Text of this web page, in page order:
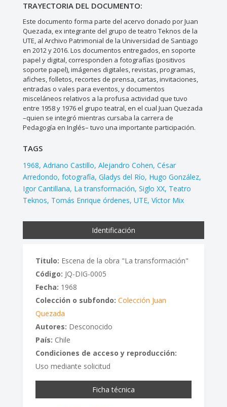
TRAYECTORIA DEL DOCUMENTO:
Este documento forma parte del acervo donado por Juan
Quezada, ex integrante del grupo de teatro Teknos de la
UTE, al Archivo Patrimonial de la Universidad de Santiago
en 2012 y 2016. Los documentos entregados, en soporte
papel y digital, corresponden a fotografías (positivos
soporte papel), imágenes digitales, revistas, programas,
afiches, folletos, recortes de prensa, cartas, invitaciones,
entradas o vales para eventos, y documentos
misceláneos relativos a la profusa actividad que tuvo
entre 1958 y 1976 el grupo teatral, en el cual Juan Quezada
–quien se integró mientras cursaba la carrera de
Pedagogía en Inglés– tuvo una importante participación.
TAGS
1968 Adriano Castillo Alejandro Cohen César
Arredondo fotografía Gladys del Río Hugo González
Igor Cantillana La transformación Siglo XX Teatro
Teknos Tomás Enrique órdenes UTE Víctor Mix
Identificación
Titulo: Escena de la obra "La transformación"
Código: JQ-DIG-0005
Fecha: 1968
Colección o subfondo: Colección Juan
Quezada
Autores: Desconocido
País: Chile
Condiciones de acceso y reproducción:
Uso mediante solicitud
Ficha técnica